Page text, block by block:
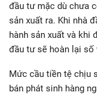
đầu tư mặc dù chưa
sản xuất ra. Khi nhà
hành sản xuất và khi
đầu tư sẽ hoàn lại số
Mức cầu tiền tệ chịu
bán phát sinh hàng